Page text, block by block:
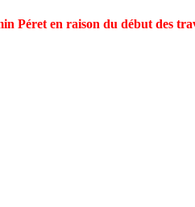
Péret en raison du début des